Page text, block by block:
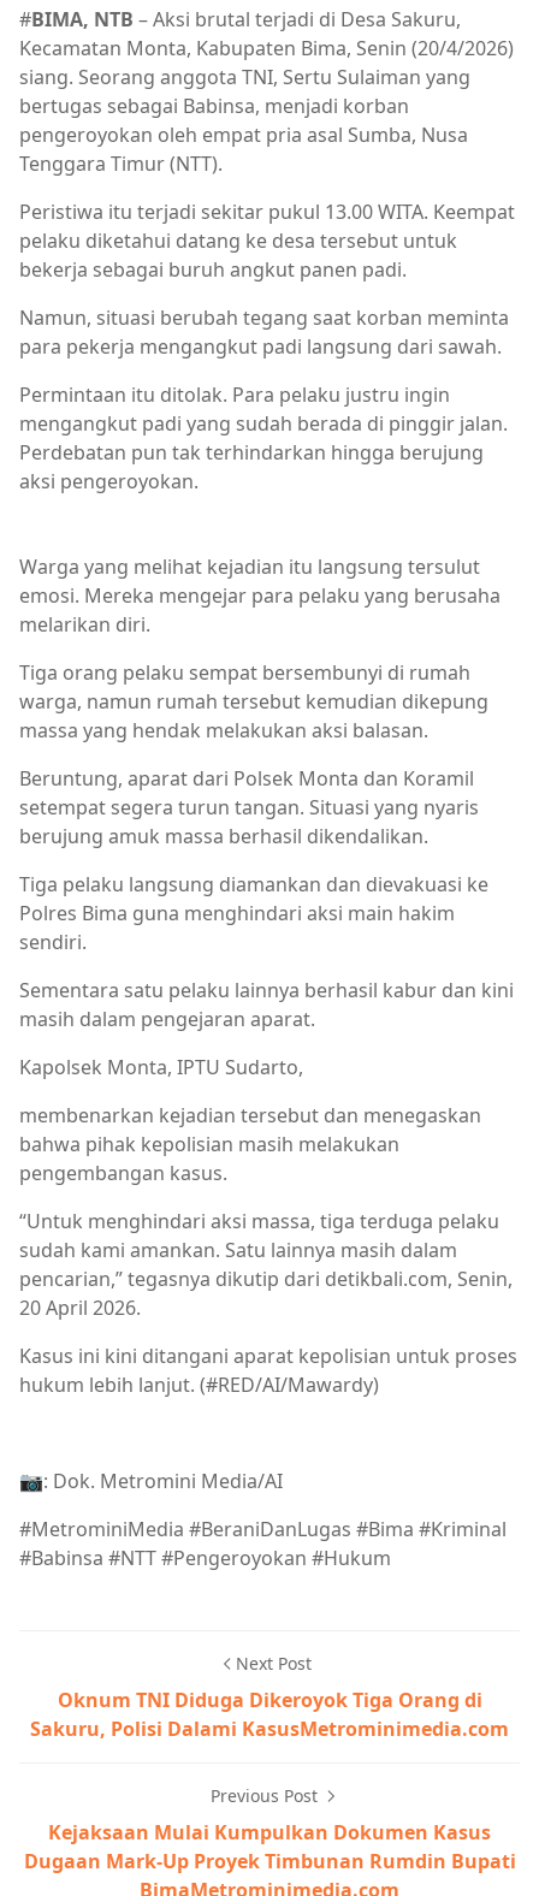
#BIMA, NTB – Aksi brutal terjadi di Desa Sakuru,
Kecamatan Monta, Kabupaten Bima, Senin (20/4/2026)
siang. Seorang anggota TNI, Sertu Sulaiman yang
bertugas sebagai Babinsa, menjadi korban
pengeroyokan oleh empat pria asal Sumba, Nusa
Tenggara Timur (NTT).
Peristiwa itu terjadi sekitar pukul 13.00 WITA. Keempat
pelaku diketahui datang ke desa tersebut untuk
bekerja sebagai buruh angkut panen padi.
Namun, situasi berubah tegang saat korban meminta
para pekerja mengangkut padi langsung dari sawah.
Permintaan itu ditolak. Para pelaku justru ingin
mengangkut padi yang sudah berada di pinggir jalan.
Perdebatan pun tak terhindarkan hingga berujung
aksi pengeroyokan.
Warga yang melihat kejadian itu langsung tersulut
emosi. Mereka mengejar para pelaku yang berusaha
melarikan diri.
Tiga orang pelaku sempat bersembunyi di rumah
warga, namun rumah tersebut kemudian dikepung
massa yang hendak melakukan aksi balasan.
Beruntung, aparat dari Polsek Monta dan Koramil
setempat segera turun tangan. Situasi yang nyaris
berujung amuk massa berhasil dikendalikan.
Tiga pelaku langsung diamankan dan dievakuasi ke
Polres Bima guna menghindari aksi main hakim
sendiri.
Sementara satu pelaku lainnya berhasil kabur dan kini
masih dalam pengejaran aparat.
Kapolsek Monta, IPTU Sudarto,
membenarkan kejadian tersebut dan menegaskan
bahwa pihak kepolisian masih melakukan
pengembangan kasus.
“Untuk menghindari aksi massa, tiga terduga pelaku
sudah kami amankan. Satu lainnya masih dalam
pencarian,” tegasnya dikutip dari detikbali.com, Senin,
20 April 2026.
Kasus ini kini ditangani aparat kepolisian untuk proses
hukum lebih lanjut. (#RED/AI/Mawardy)
📷: Dok. Metromini Media/AI
#MetrominiMedia #BeraniDanLugas #Bima #Kriminal
#Babinsa #NTT #Pengeroyokan #Hukum
Next Post
Oknum TNI Diduga Dikeroyok Tiga Orang di
Sakuru, Polisi Dalami KasusMetrominimedia.com
Previous Post
Kejaksaan Mulai Kumpulkan Dokumen Kasus
Dugaan Mark-Up Proyek Timbunan Rumdin Bupati
BimaMetrominimedia.com